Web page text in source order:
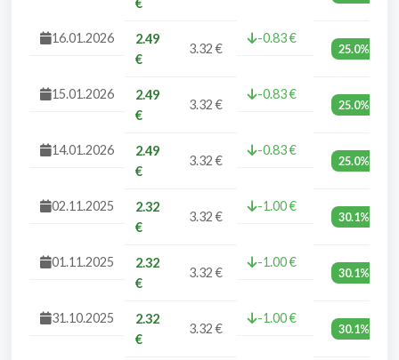
€
16.01.2026
2.49
€
3.32 €
-0.83 €
25.0%
15.01.2026
2.49
€
3.32 €
-0.83 €
25.0%
14.01.2026
2.49
€
3.32 €
-0.83 €
25.0%
02.11.2025
2.32
€
3.32 €
-1.00 €
30.1%
01.11.2025
2.32
€
3.32 €
-1.00 €
30.1%
31.10.2025
2.32
€
3.32 €
-1.00 €
30.1%